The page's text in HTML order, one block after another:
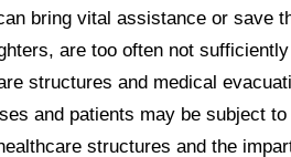
bring vital assistance or save
are too often not
structures and medical
and patients may be subject
structures and the